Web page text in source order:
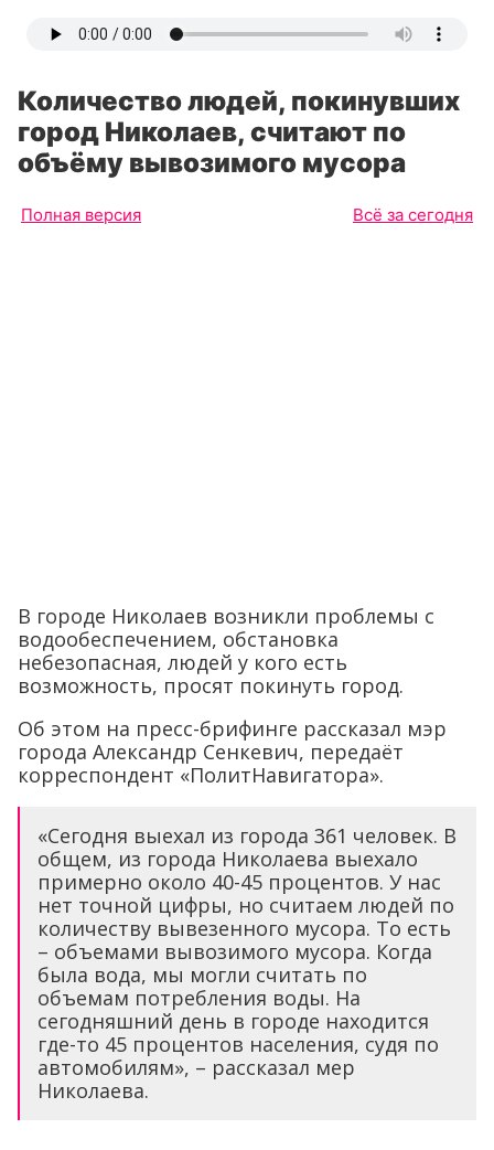
Количество людей, покинувших
город Николаев, считают по
объёму вывозимого мусора
Полная версия Всё за сегодня
В городе Николаев возникли проблемы с
водообеспечением, обстановка
небезопасная, людей у кого есть
возможность, просят покинуть город.
Об этом на пресс-брифинге рассказал мэр
города Александр Сенкевич, передаёт
корреспондент «ПолитНавигатора».
«Сегодня выехал из города 361 человек. В
общем, из города Николаева выехало
примерно около 40-45 процентов. У нас
нет точной цифры, но считаем людей по
количеству вывезенного мусора. То есть
– объемами вывозимого мусора. Когда
была вода, мы могли считать по
объемам потребления воды. На
сегодняшний день в городе находится
где-то 45 процентов населения, судя по
автомобилям», – рассказал мер
Николаева.